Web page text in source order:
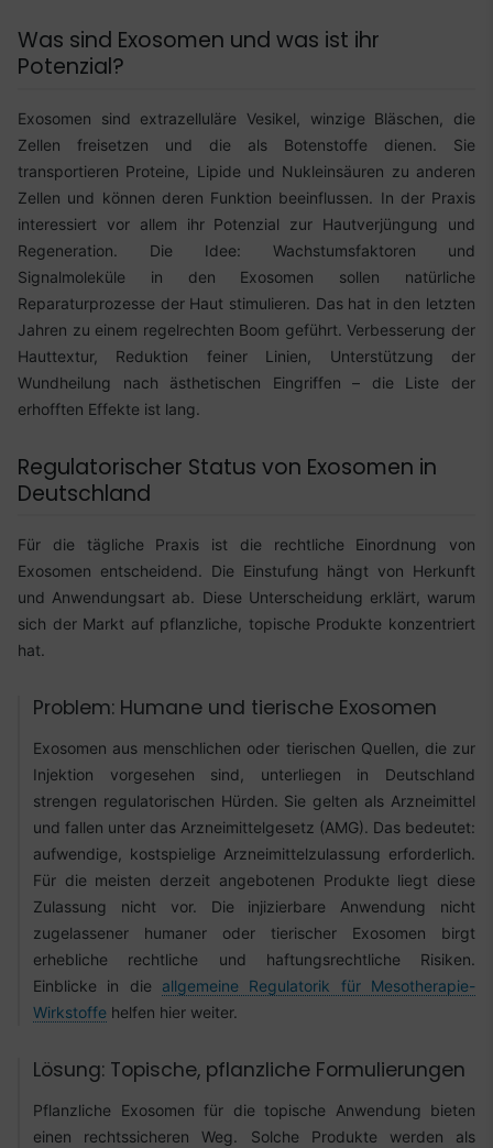
Was sind Exosomen und was ist ihr
Potenzial?
Exosomen sind extrazelluläre Vesikel, winzige Bläschen, die
Zellen freisetzen und die als Botenstoffe dienen. Sie
transportieren Proteine, Lipide und Nukleinsäuren zu anderen
Zellen und können deren Funktion beeinflussen. In der Praxis
interessiert vor allem ihr Potenzial zur Hautverjüngung und
Regeneration. Die Idee: Wachstumsfaktoren und
Signalmoleküle in den Exosomen sollen natürliche
Reparaturprozesse der Haut stimulieren. Das hat in den letzten
Jahren zu einem regelrechten Boom geführt. Verbesserung der
Hauttextur, Reduktion feiner Linien, Unterstützung der
Wundheilung nach ästhetischen Eingriffen – die Liste der
erhofften Effekte ist lang.
Regulatorischer Status von Exosomen in
Deutschland
Für die tägliche Praxis ist die rechtliche Einordnung von
Exosomen entscheidend. Die Einstufung hängt von Herkunft
und Anwendungsart ab. Diese Unterscheidung erklärt, warum
sich der Markt auf pflanzliche, topische Produkte konzentriert
hat.
Problem: Humane und tierische Exosomen
Exosomen aus menschlichen oder tierischen Quellen, die zur
Injektion vorgesehen sind, unterliegen in Deutschland
strengen regulatorischen Hürden. Sie gelten als Arzneimittel
und fallen unter das Arzneimittelgesetz (AMG). Das bedeutet:
aufwendige, kostspielige Arzneimittelzulassung erforderlich.
Für die meisten derzeit angebotenen Produkte liegt diese
Zulassung nicht vor. Die injizierbare Anwendung nicht
zugelassener humaner oder tierischer Exosomen birgt
erhebliche rechtliche und haftungsrechtliche Risiken.
Einblicke in die allgemeine Regulatorik für Mesotherapie-
Wirkstoffe helfen hier weiter.
Lösung: Topische, pflanzliche Formulierungen
Pflanzliche Exosomen für die topische Anwendung bieten
einen rechtssicheren Weg. Solche Produkte werden als